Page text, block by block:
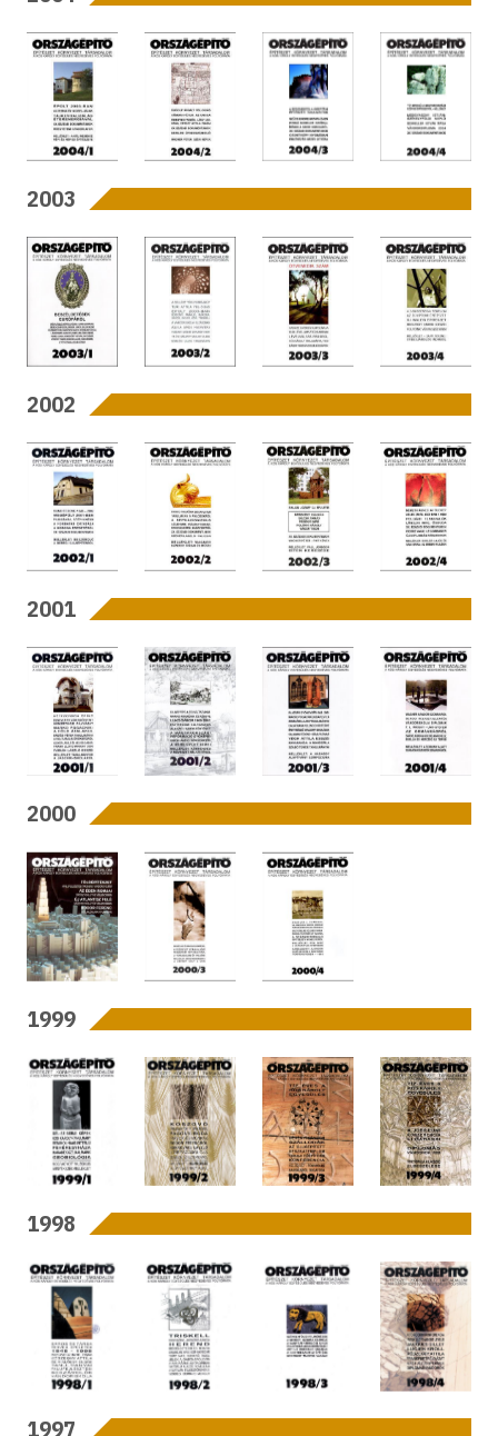
2003
2002
2001
2000
1999
1998
1997